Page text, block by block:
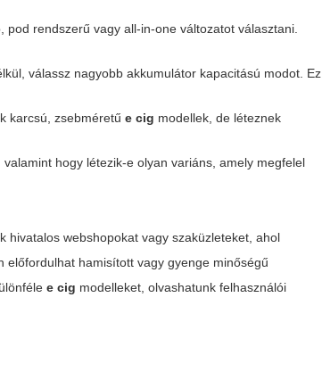
pod rendszerű vagy all-in-one változatot választani.
válassz nagyobb akkumulátor kapacitású modot. Ez
karcsú, zsebméretűe cig modellek, de léteznek
hogy létezik-e olyan variáns, amely megfelel
webshopokat vagy szaküzleteket, ahol
előfordulhat hamisított vagy gyenge minőségű
e cig modelleket, olvashatunk felhasználói